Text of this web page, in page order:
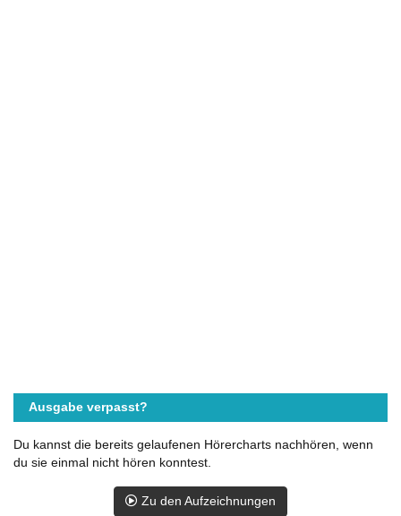
Ausgabe verpasst?
Du kannst die bereits gelaufenen Hörercharts nachhören, wenn
du sie einmal nicht hören konntest.
Zu den Aufzeichnungen